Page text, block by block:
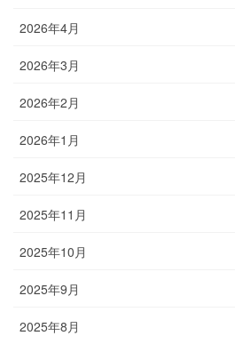
2026年4月
2026年3月
2026年2月
2026年1月
2025年12月
2025年11月
2025年10月
2025年9月
2025年8月